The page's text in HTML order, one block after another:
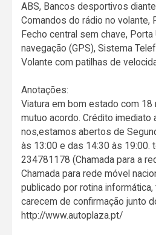
ABS, Bancos desportivos
Comandos do rádio no volante,
Fecho central sem chave,
navegação (GPS), Sistema
Volante com patilhas de
Anotações:
Viatura em bom estado com
mutuo acordo. Crédito
nos,estamos abertos de
às 13:00 e das 14:30 às 19:00.
234781178 (Chamada para a
Chamada para rede móvel
publicado por rotina
carecem de confirmação junto
http://www.autoplaza.pt/